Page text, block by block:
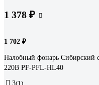
1 378 ₽
1 702 ₽
Налобный фонарь Сибирский
220В PF-PFL-HL40
3(1)